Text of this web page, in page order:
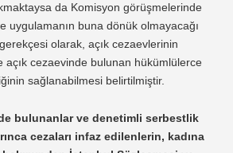
da Komisyon görüşmelerinde
uygulamanın buna dönük olmayacağı
olarak, açık cezaevlerinin
açık cezaevinde bulunan hükümlülerce
sağlanabilmesi belirtilmiştir.
bulunanlar ve denetimli serbestlik
cezaları infaz edilenlerin, kadına